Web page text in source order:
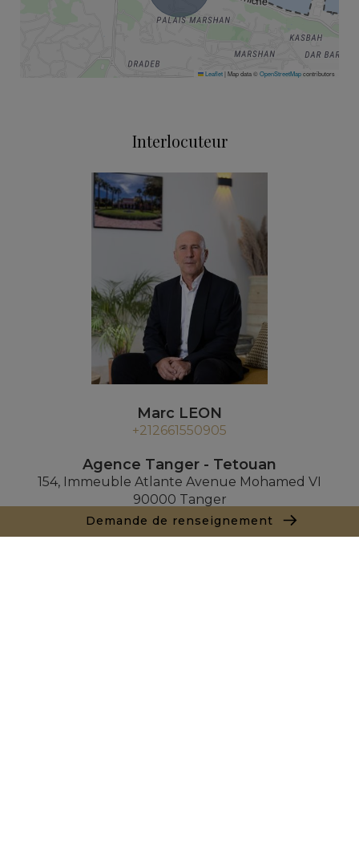
Demande de renseignement
Leaflet| Map data ©OpenStreetMapcontributors
Interlocuteur
Marc LEON
+212661550905
Agence Tanger - Tetouan
154, Immeuble Atlante Avenue Mohamed VI
90000 Tanger
+ 212 661 550 905